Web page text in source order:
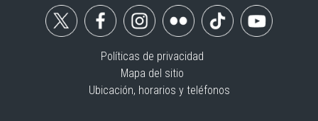
Políticas de privacidad
Mapa del sitio
Ubicación, horarios y teléfonos